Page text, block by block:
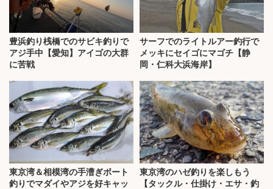
豊浜釣り桟橋でのサビキ釣りで
アジ手中【愛知】アイゴの大群
に苦戦
サーフでのライトルアー釣行で
メッキにセイゴにマゴチ【静
岡・仁科大浜海岸】
東京湾＆相模湾の手漕ぎボート
釣りでマダイやアジを好キャッ
東京湾のハゼ釣りを楽しもう
【タックル・仕掛け・エサ・釣